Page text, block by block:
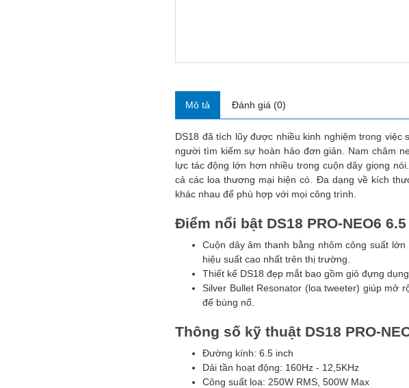
Mô tả Đánh giá (0)
DS18 đã tích lũy được nhiều kinh nghiệm trong việc
người tìm kiếm sự hoàn hảo đơn giản. Nam châm
lực tác động lớn hơn nhiều trong cuộn dây giọng
cả các loa thương mại hiện có. Đa dạng về kích
khác nhau để phù hợp với mọi công trình.
Điểm nổi bật DS18 PRO-NEO6 6.5
Cuộn dây âm thanh bằng nhôm công suất
hiệu suất cao nhất trên thị trường.
Thiết kế DS18 đẹp mắt bao gồm giỏ đựng
Silver Bullet Resonator (loa tweeter) giúp mở
để bùng nổ.
Thông số kỹ thuật DS18 PRO-
Đường kính: 6.5 inch
Dải tần hoạt động: 160Hz - 12,5KHz
Công suất loa: 250W RMS, 500W Max